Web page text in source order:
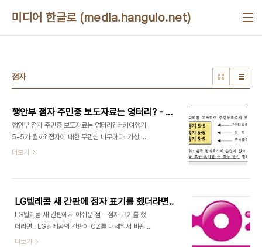
미디어 한글로 (media.hangulo.net)
점자
행안부 점자 주민증 보도자료는 엉터리? - 터키여행기 5-5가 뭘까?
행안부 점자 주민증 보도자료는 엉터리? 터키여행기
5-5가 뭘까? 점자에 대한 무관심 너무하다. 가상 뉴
스 하나 이미 2006년에 한 번 쓸고 지나간 뉴스 하
게 뭔가? 왠 터키여행기 5-5냐고? 위의 기사에서 갑
자기 "터키여행기 5-5"라는 이상한 문구가 나온다
면 다들 의아하게 생각할 것이다. 그렇다. 원래는 이
런 그림이었다. (원본 사진 = 출처:한국일보 기사) 그
렇다. 원래 이런 주민등록증 예제는 이렇게 쓰는게 맞
더보기
LG텔레콤 새 간판에 점자 표기를 했더라면..
LG텔레콤 새 간판에서 아쉬운 점 - 점자 표기를 했
더라면.. LG텔레콤의 간판이 OZ를 내세워서 바뀐다
LG텔레콤의 Ozin(ozin.co.kr)의 통신원 활동을
더보기